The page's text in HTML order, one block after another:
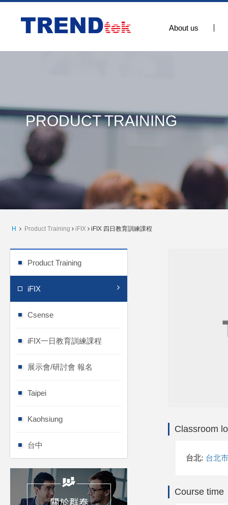
About us
PRODUCT TRAINING
H Product Training iFIX iFIX 四日教育訓練課程
Product Training
iFIX
Csense
iFIX一日教育訓練課程
展示會/研討會 報名
Taipei
Kaohsiung
台中
Classroom
台北: 台北
Course time